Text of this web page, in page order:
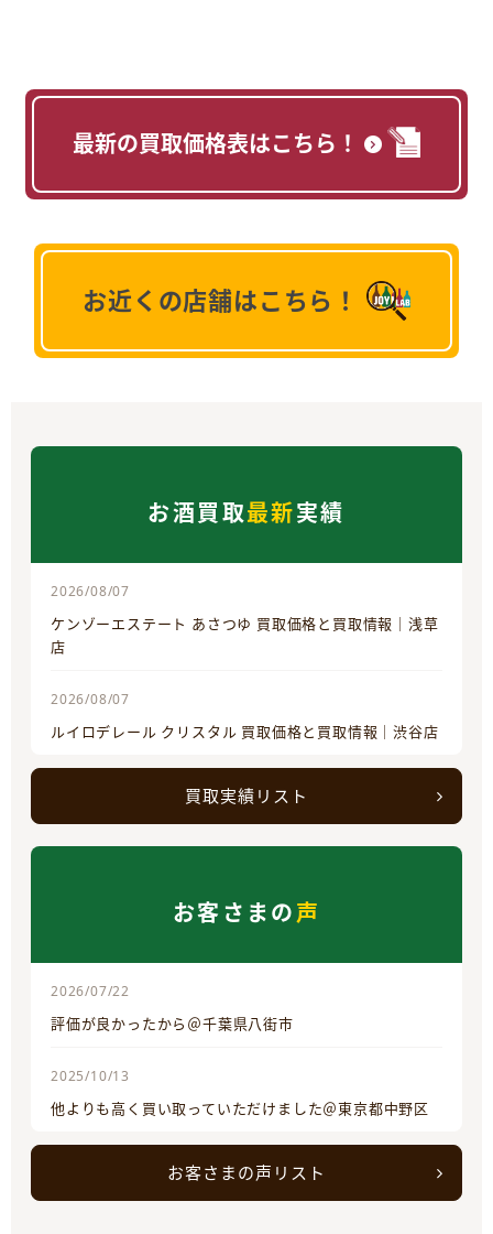
最新の買取価格表はこちら！
お近くの店舗はこちら！
お酒買取最新実績
2026/08/07
ケンゾーエステート あさつゆ 買取価格と買取情報｜浅草
店
2026/08/07
ルイロデレール クリスタル 買取価格と買取情報｜渋谷店
買取実績リスト
お客さまの声
2026/07/22
評価が良かったから＠千葉県八街市
2025/10/13
他よりも高く買い取っていただけました＠東京都中野区
お客さまの声リスト